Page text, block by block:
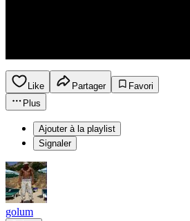
Like Partager
Favori
Plus
Ajouter à la playlist
Signaler
golum